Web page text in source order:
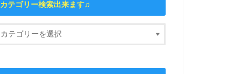
カテゴリー検索出来ます♫